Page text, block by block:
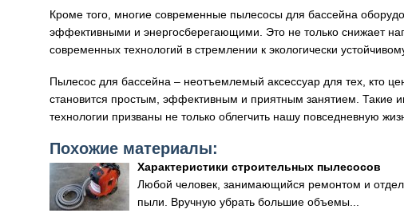
Кроме того, многие современные пылесосы для бассейна
эффективными и энергосберегающими. Это не только снижает
современных технологий в стремлении к экологически
Пылесос для бассейна – неотъемлемый аксессуар для тех, кто
становится простым, эффективным и приятным занятием. Такие
технологии призваны не только облегчить нашу повседневную
Похожие материалы:
Характеристики строительных пылесосов
Любой человек, занимающийся ремонтом и
пыли. Вручную убрать большие объемы...